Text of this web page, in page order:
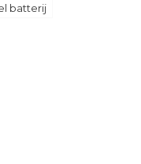
batterij